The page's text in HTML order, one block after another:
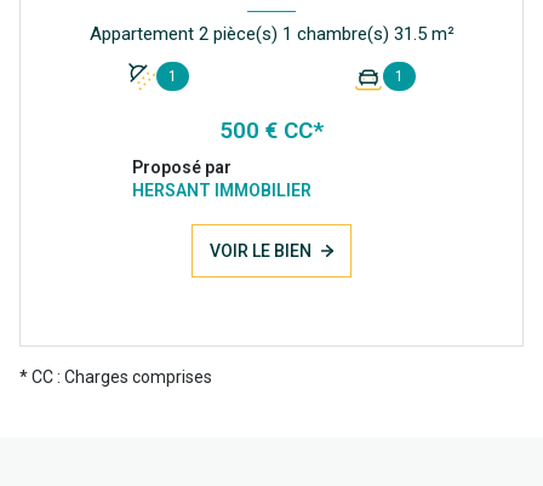
Appartement 2 pièce(s) 1 chambre(s) 31.5 m²
1 1
500 € CC*
Proposé par
HERSANT IMMOBILIER
VOIR LE BIEN
* CC : Charges comprises